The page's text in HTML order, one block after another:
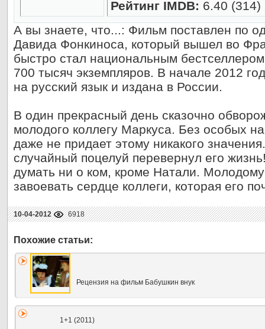
Рейтинг IMDB: 6.40 (314)
А вы знаете, что...: Фильм поставлен по
Давида Фонкиноса, который вышел во
быстро стал национальным
700 тысяч экземпляров. В начале 2012
на русский язык и издана в России.
В один прекрасный день сказочно
молодого коллегу Маркуса. Без особых
даже не придает этому никакого
случайный поцелуй перевернул его
думать ни о ком, кроме Натали. Молодому
завоевать сердце коллеги, которая его
10-04-2012 6918
Рецензия на фильм Бабушкин внук
1+1 (2011)